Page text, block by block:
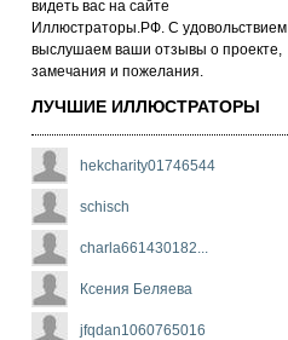
ви­деть вас на сай­те
Иллюстраторы.РФ. С удо­воль­стви­ем
выс­лу­ша­ем ва­ши от­зы­вы о про­ек­те,
за­ме­ча­ни­я и по­же­ла­ни­я.
ЛУЧШИЕ ИЛЛЮСТРАТОРЫ
hekcharity01746544
schisch
charla661430182...
Ксения Беляева
jfqdan1060765016